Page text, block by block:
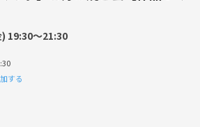
19:30〜21:30
する